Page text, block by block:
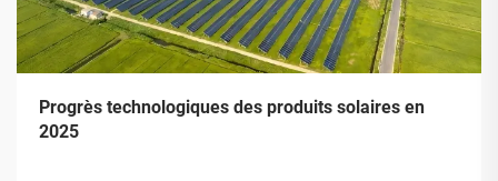
Progrès technologiques des produits solaires en
2025